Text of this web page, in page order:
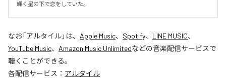
輝く星の下で恋をしていた。
なお「アルタイル」は、 Apple Music、 Spotify、 LINE MUSIC、
YouTube Music、 Amazon Music Unlimitedなどの音楽配信サービスで
聴くことができる。
各配信サービス： アルタイル